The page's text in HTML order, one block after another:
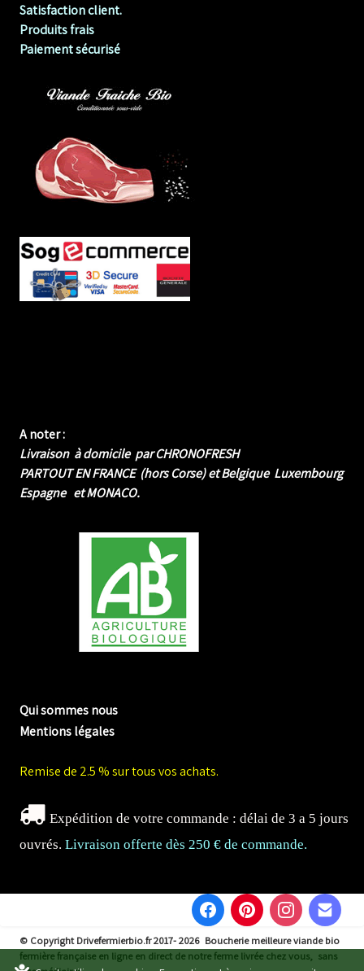
Satisfaction client.
Produits frais
Paiement sécurisé
A noter :
Livraison à domicile par CHRONOFRESH
PARTOUT EN FRANCE (hors Corse) et Belgique Luxembourg
Espagne et MONACO.
Qui sommes nous
Mentions légales
Remise de 2.5 % sur tous vos achats.
Expédition de votre commande : délai de 3 a 5 jours
ouvrés. Livraison offerte dès 250 € de commande.
© Copyright Drivefermierbio.fr 2017- 2026 Boucherie meilleure viande bio
fermière française en ligne en direct de notre ferme livrée chez vous, sans